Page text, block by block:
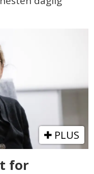
PLUS
for